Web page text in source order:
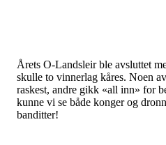
Årets O-Landsleir ble avsluttet
skulle to vinnerlag kåres. Noen
raskest, andre gikk «all inn» for
kunne vi se både konger og
banditter!